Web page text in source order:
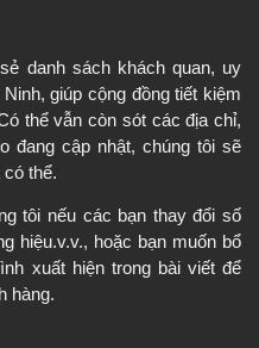
danh sách khách quan, uy
giúp cộng đồng tiết kiệm
thể vẫn còn sót các địa chỉ,
cập nhật, chúng tôi sẽ
thể.
tôi nếu các bạn thay đổi số
hiệu.v.v., hoặc bạn muốn bổ
xuất hiện trong bài viết để
hàng.